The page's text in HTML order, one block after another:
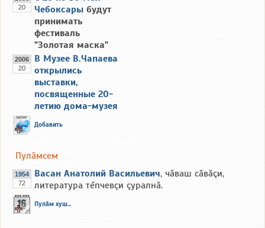
20
Чебоксары будут
принимать
фестиваль
"Золотая маска"
2006
20
В Музее В.Чапаева
открылись
выставки,
посвященные 20-
летию дома-музея
Добавить
Пулăмсем
1954
72
Васан Анатолий Васильевич, чăваш сăвăçи,
литература тĕпчевçи çуралнă.
Пулăм хуш...